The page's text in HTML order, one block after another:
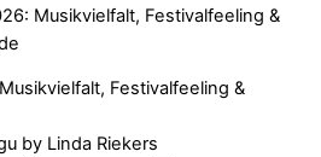
Musikvielfalt, Festivalfeeling &
by Linda Riekers